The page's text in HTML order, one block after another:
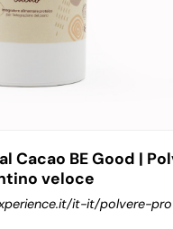
Cacao BE Good |
veloce
it-it/polvere-